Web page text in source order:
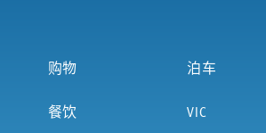
购物
餐饮
泊车
VIC